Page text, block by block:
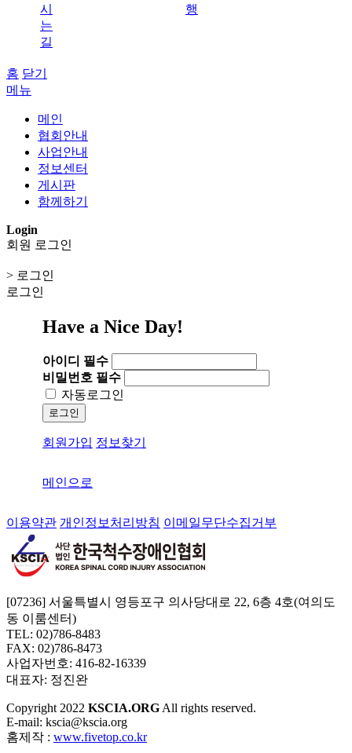
시
는
길
행
홈 닫기
메뉴
메인
협회안내
사업안내
정보센터
게시판
함께하기
Login
회원 로그인
> 로그인
로그인
Have a Nice Day!
아이디 필수
비밀번호 필수
자동로그인
로그인
회원가입 정보찾기
메인으로
이용약관 개인정보처리방침 이메일무단수집거부
[07236] 서울특별시 영등포구 의사당대로 22, 6층 4호(여의도
동 이룸센터)
TEL: 02)786-8483
FAX: 02)786-8473
사업자번호: 416-82-16339
대표자: 정진완
Copyright 2022 KSCIA.ORG All rights reserved.
E-mail: kscia@kscia.org
홈제작 : www.fivetop.co.kr